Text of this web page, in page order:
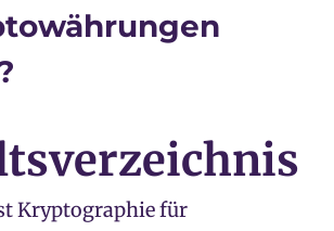
Kryptographie für